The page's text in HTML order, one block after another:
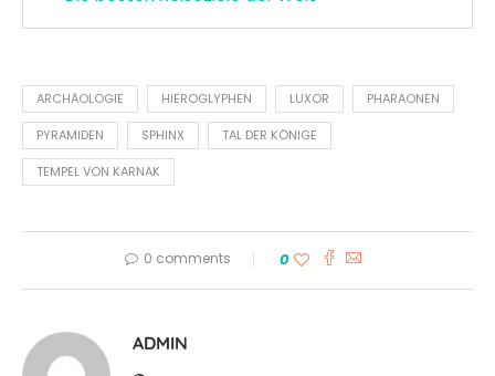
ARCHÄOLOGIE HIEROGLYPHEN LUXOR PHARAONEN
PYRAMIDEN SPHINX TAL DER KÖNIGE
TEMPEL VON KARNAK
0 comments 0
ADMIN